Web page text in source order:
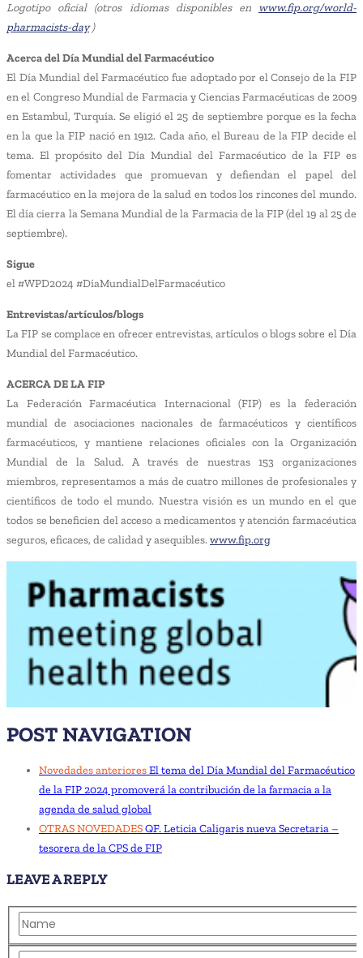
Logotipo oficial (otros idiomas disponibles en www.fip.org/world-
pharmacists-day)
Acerca del Día Mundial del Farmacéutico
El Día Mundial del Farmacéutico fue adoptado por el Consejo de la FIP
en el Congreso Mundial de Farmacia y Ciencias Farmacéuticas de 2009
en Estambul, Turquía. Se eligió el 25 de septiembre porque es la fecha
en la que la FIP nació en 1912. Cada año, el Bureau de la FIP decide el
tema. El propósito del Día Mundial del Farmacéutico de la FIP es
fomentar actividades que promuevan y defiendan el papel del
farmacéutico en la mejora de la salud en todos los rincones del mundo.
El día cierra la Semana Mundial de la Farmacia de la FIP (del 19 al 25 de
septiembre).
Sigue
el #WPD2024 #DíaMundialDelFarmacéutico
Entrevistas/artículos/blogs
La FIP se complace en ofrecer entrevistas, artículos o blogs sobre el Día
Mundial del Farmacéutico.
ACERCA DE LA FIP
La Federación Farmacéutica Internacional (FIP) es la federación
mundial de asociaciones nacionales de farmacéuticos y científicos
farmacéuticos, y mantiene relaciones oficiales con la Organización
Mundial de la Salud. A través de nuestras 153 organizaciones
miembros, representamos a más de cuatro millones de profesionales y
científicos de todo el mundo. Nuestra visión es un mundo en el que
todos se beneficien del acceso a medicamentos y atención farmacéutica
seguros, eficaces, de calidad y asequibles.www.fip.org
POST NAVIGATION
Novedades anterioresEl tema del Día Mundial del Farmacéutico
de la FIP 2024 promoverá la contribución de la farmacia a la
agenda de salud global
OTRAS NOVEDADESQF. Leticia Caligaris nueva Secretaria –
tesorera de la CPS de FIP
LEAVE A REPLY